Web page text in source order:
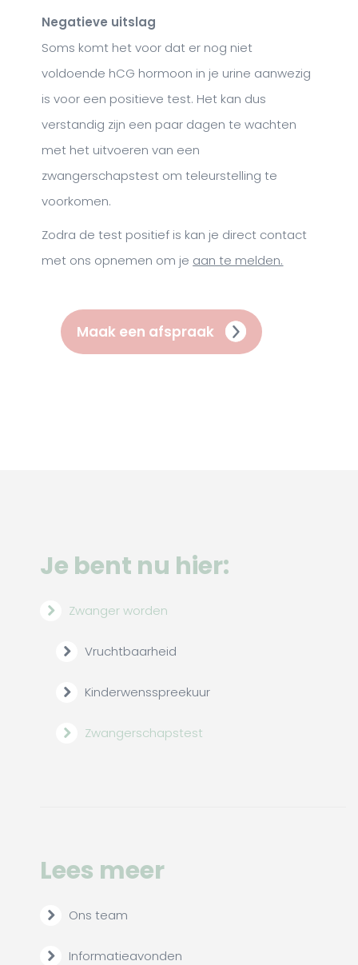
Negatieve uitslag
Soms komt het voor dat er nog niet
voldoende hCG hormoon in je urine aanwezig
is voor een positieve test. Het kan dus
verstandig zijn een paar dagen te wachten
met het uitvoeren van een
zwangerschapstest om teleurstelling te
voorkomen.
Zodra de test positief is kan je direct contact
met ons opnemen om je aan te melden.
Maak een afspraak
Je bent nu hier:
Zwanger worden
Vruchtbaarheid
Kinderwensspreekuur
Zwangerschapstest
Lees meer
Ons team
Informatieavonden